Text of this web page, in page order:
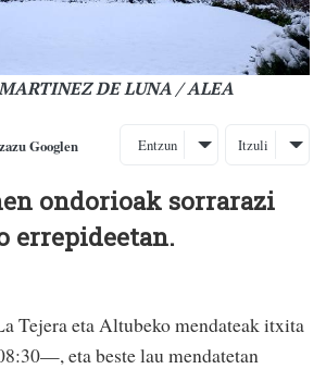
DE LUNA / ALEA
Googlen Entzun Itzuli
ondorioak sorrarazi
errepideetan.
Tejera eta Altubeko mendateak itxita
eta beste lau mendatetan